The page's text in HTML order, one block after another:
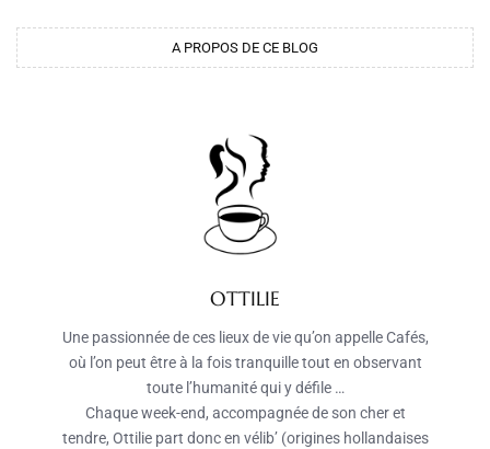
A PROPOS DE CE BLOG
OTTILIE
Une passionnée de ces lieux de vie qu’on appelle Cafés,
où l’on peut être à la fois tranquille tout en observant
toute l’humanité qui y défile …
Chaque week-end, accompagnée de son cher et
tendre, Ottilie part donc en vélib’ (origines hollandaises